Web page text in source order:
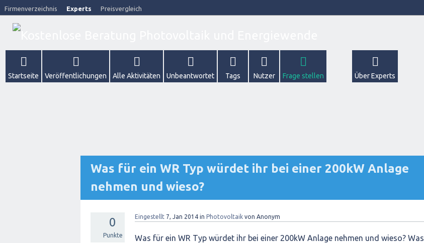
Firmenverzeichnis Experts Preisvergleich
Startseite Veröffentlichungen Alle Aktivitäten Unbeantwortet Tags Nutzer Frage stellen Über Experts
Was für ein WR Typ würdet ihr bei einer 200kW Anlage
nehmen und wieso?
0
Punkte
Eingestellt 7, Jan 2014 in Photovoltaik von Anonym
Was für ein WR Typ würdet ihr bei einer 200kW Anlage nehmen und wieso? Was